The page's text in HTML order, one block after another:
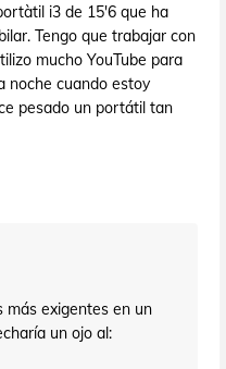
i3 de 15'6 que ha
Tengo que trabajar con
mucho YouTube para
noche cuando estoy
pesado un portátil tan
más exigentes en un
un ojo al: